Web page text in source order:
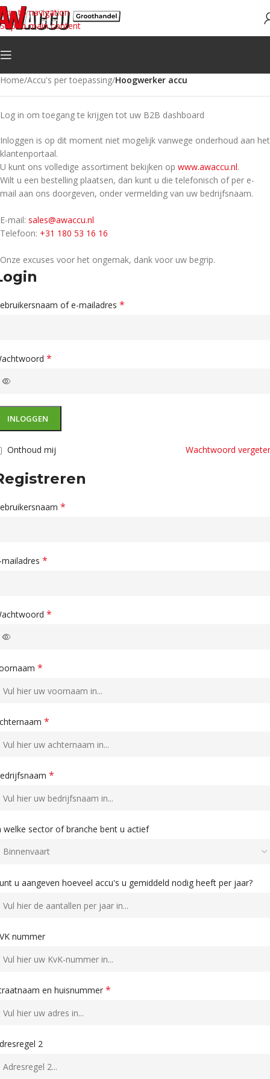
Skip to navigation
Skip to main content
Home/Accu's per toepassing/Hoogwerker accu
Log in om toegang te krijgen tot uw B2B dashboard
Inloggen is op dit moment niet mogelijk vanwege onderhoud aan het
klantenportaal.
U kunt ons volledige assortiment bekijken op www.awaccu.nl.
Wilt u een bestelling plaatsen, dan kunt u die telefonisch of per e-
mail aan ons doorgeven, onder vermelding van uw bedrijfsnaam.
E-mail: sales@awaccu.nl
Telefoon: +31 180 53 16 16
Onze excuses voor het ongemak, dank voor uw begrip.
of e-mailadres *
*
INLOGGEN
Wachtwoord
Onthoud mij
*
mailadres *
*
*
*
*
welke sector of branche bent u actief
u aangeven hoeveel accu's u gemiddeld nodig heeft per jaar?
nummer
en huisnummer *
2